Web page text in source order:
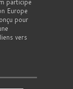
participe
Europe
pour
vers